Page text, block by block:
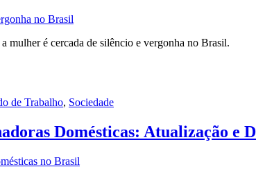
mulher é cercada de silêncio e vergonha no Brasil.
de Trabalho, Sociedade
Domésticas: Atualização e